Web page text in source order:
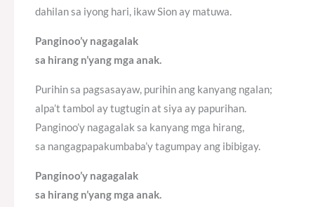
dahilan sa iyong hari, ikaw Sion ay matuwa.
Panginoo’y nagagalak
sa hirang n’yang mga anak.
Purihin sa pagsasayaw, purihin ang kanyang ngalan;
alpa’t tambol ay tugtugin at siya ay papurihan.
Panginoo’y nagagalak sa kanyang mga hirang,
sa nangagpapakumbaba’y tagumpay ang ibibigay.
Panginoo’y nagagalak
sa hirang n’yang mga anak.